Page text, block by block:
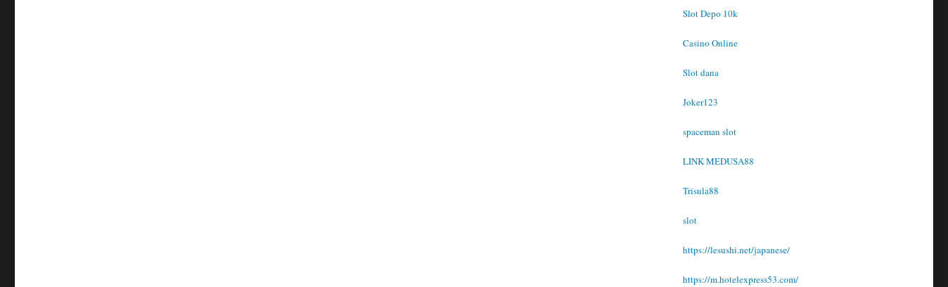
Slot Depo 10k
Casino Online
Slot dana
Joker123
spaceman slot
LINK MEDUSA88
Trisula88
slot
https://lesushi.net/japanese/
https://m.hotelexpress53.com/